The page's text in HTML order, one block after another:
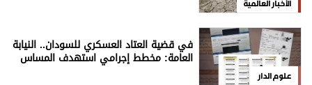
الأخبار العالمية
علوم الدار
في قضية العتاد العسكري للسودان.. النيابة
العامة: مخطط إجرامي استهدف المساس